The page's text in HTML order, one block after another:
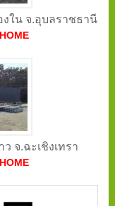
งใน จ.อุบลราชธานี
จ.ฉะเชิงเทรา